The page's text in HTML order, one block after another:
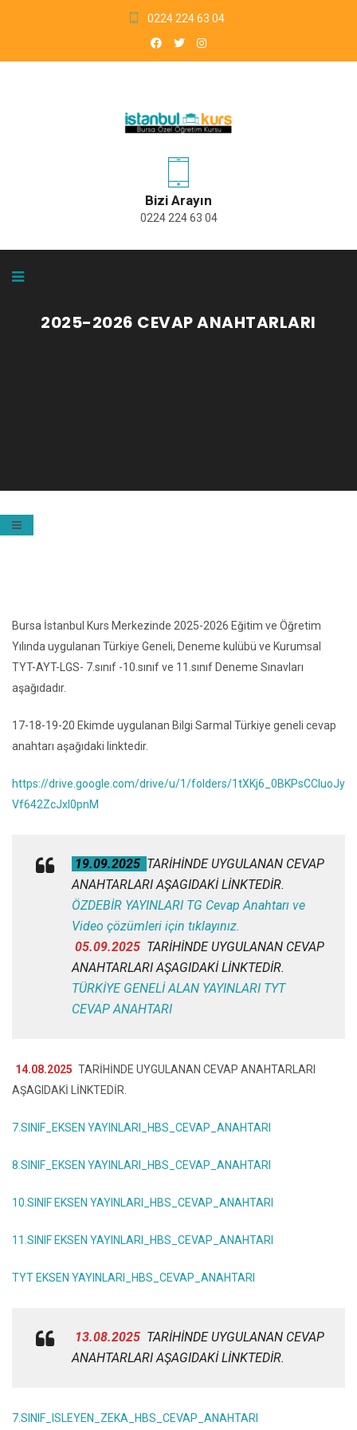
0224 224 63 04
Bizi Arayın
0224 224 63 04
2025-2026 CEVAP ANAHTARLARI
Bursa İstanbul Kurs Merkezinde 2025-2026 Eğitim ve Öğretim
Yılında uygulanan Türkiye Geneli, Deneme kulübü ve Kurumsal
TYT-AYT-LGS- 7.sınıf -10.sınıf ve 11.sınıf Deneme Sınavları
aşağıdadır.
17-18-19-20 Ekimde uygulanan Bilgi Sarmal Türkiye geneli cevap
anahtarı aşağıdaki linktedir.
https://drive.google.com/drive/u/1/folders/1tXKj6_0BKPsCCluoJy
Vf642ZcJxI0pnM
19.09.2025 TARİHİNDE UYGULANAN CEVAP
ANAHTARLARI AŞAGIDAKİ LİNKTEDİR.
ÖZDEBİR YAYINLARI TG Cevap Anahtarı ve
Video çözümleri için tıklayınız.
05.09.2025 TARİHİNDE UYGULANAN CEVAP
ANAHTARLARI AŞAGIDAKİ LİNKTEDİR.
TÜRKİYE GENELİ ALAN YAYINLARI TYT
CEVAP ANAHTARI
14.08.2025 TARİHİNDE UYGULANAN CEVAP ANAHTARLARI
AŞAGIDAKİ LİNKTEDİR.
7.SINIF_EKSEN YAYINLARI_HBS_CEVAP_ANAHTARI
8.SINIF_EKSEN YAYINLARI_HBS_CEVAP_ANAHTARI
10.SINIF EKSEN YAYINLARI_HBS_CEVAP_ANAHTARI
11.SINIF EKSEN YAYINLARI_HBS_CEVAP_ANAHTARI
TYT EKSEN YAYINLARI_HBS_CEVAP_ANAHTARI
13.08.2025 TARİHİNDE UYGULANAN CEVAP
ANAHTARLARI AŞAGIDAKİ LİNKTEDİR.
7.SINIF_ISLEYEN_ZEKA_HBS_CEVAP_ANAHTARI